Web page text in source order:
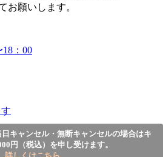
お願いします。
：00
キャンセル・無断キャンセルの場合はキ
円（税込）を申し受けます。